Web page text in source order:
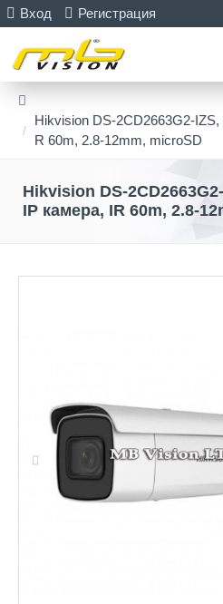
Вход Регистрация
Hikvision DS-2CD2663G2-
R 60m, 2.8-12mm, microSD
Hikvision DS-
IP камера, IR 60m, 2.8-